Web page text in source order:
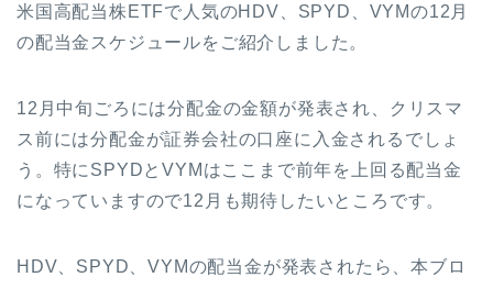
米国高配当株ETFで人気のHDV、SPYD、VYMの12月
の配当金スケジュールをご紹介しました。
12月中旬ごろには分配金の金額が発表され、クリスマ
ス前には分配金が証券会社の口座に入金されるでしょ
う。特にSPYDとVYMはここまで前年を上回る配当金
になっていますので12月も期待したいところです。
HDV、SPYD、VYMの配当金が発表されたら、本ブロ